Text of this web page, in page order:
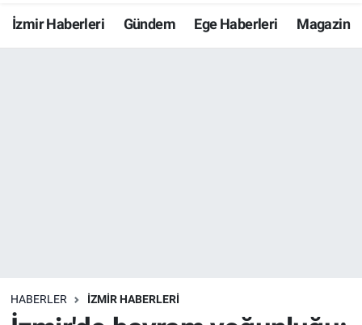
İzmir Haberleri Gündem Ege Haberleri Magazin
HABERLER İZMİR HABERLERİ
Resmi İlanlar